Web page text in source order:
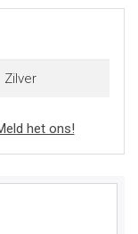
Zilver
het ons!